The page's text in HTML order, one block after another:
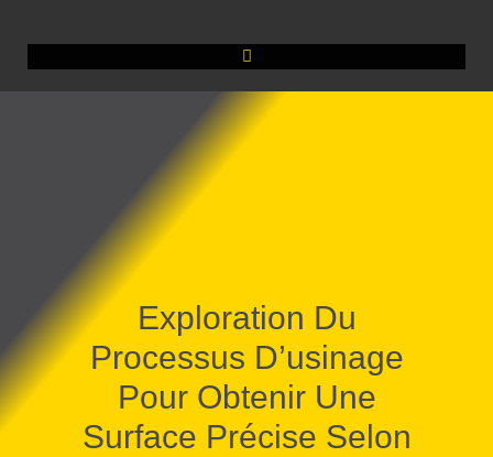
Exploration Du
Processus D’usinage
Pour Obtenir Une
Surface Précise Selon